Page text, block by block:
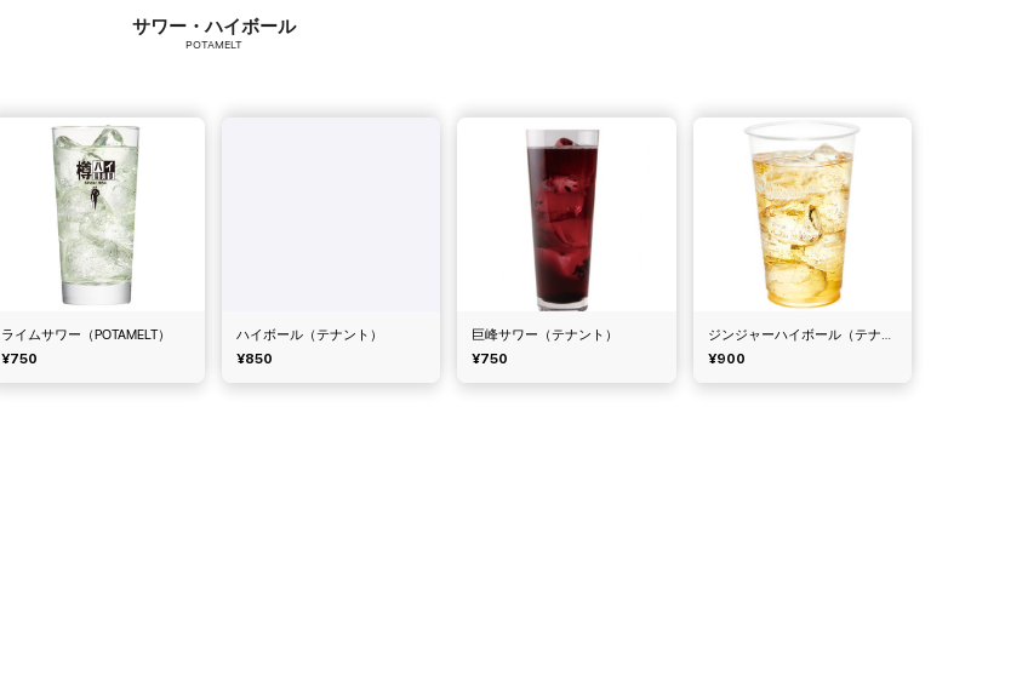
サワー・ハイボール
POTAMELT
ライムサワー（POTAMELT）
¥750
ハイボール（テナント）
¥850
巨峰サワー（テナント）
¥750
¥900